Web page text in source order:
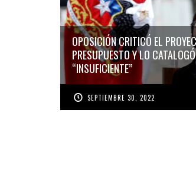
OPOSICIÓN CRITICÓ EL
PRESUPUESTO Y LO
“INSUFICIENTE”
SEPTIEMBRE 30, 2022